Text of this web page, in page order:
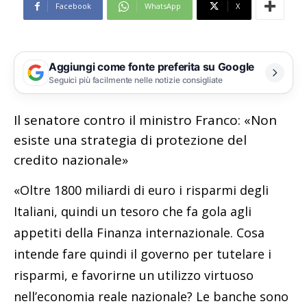
Facebook WhatsApp X
Aggiungi come fonte preferita su Google
Seguici più facilmente nelle notizie consigliate
Il senatore contro il ministro Franco: «Non
esiste una strategia di protezione del
credito nazionale»
«Oltre 1800 miliardi di euro i risparmi degli
Italiani, quindi un tesoro che fa gola agli
appetiti della Finanza internazionale. Cosa
intende fare quindi il governo per tutelare i
risparmi, e favorirne un utilizzo virtuoso
nell’economia reale nazionale? Le banche sono